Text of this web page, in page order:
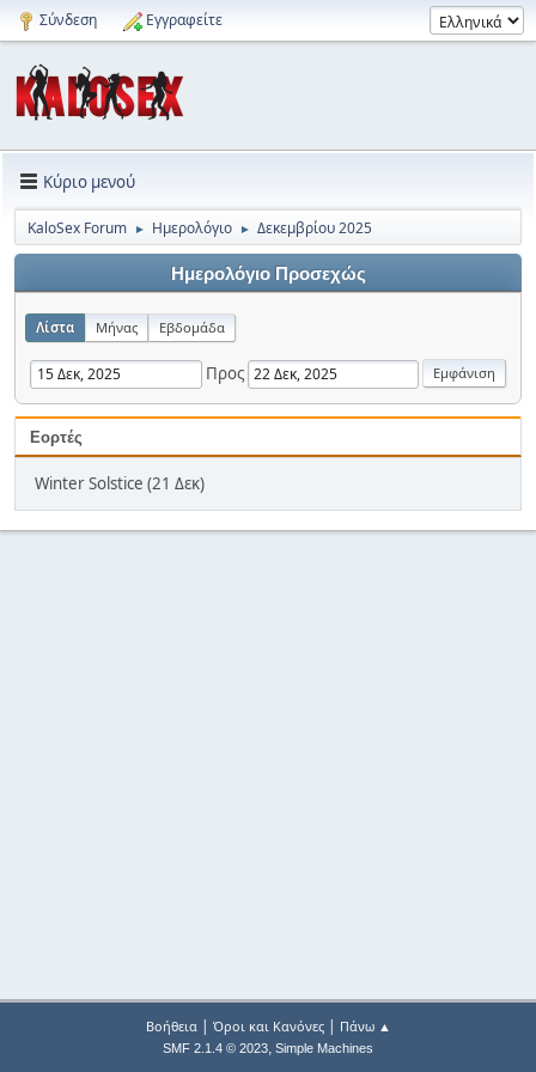
Σύνδεση Εγγραφείτε
Κύριο μενού
KaloSex Forum ► Ημερολόγιο ► Δεκεμβρίου 2025
Ημερολόγιο Προσεχώς
Λίστα Μήνας Εβδομάδα
Προς
Εορτές
Winter Solstice (21 Δεκ)
Βοήθεια| Όροι και Κανόνες| Πάνω ▲
SMF 2.1.4 © 2023, Simple Machines